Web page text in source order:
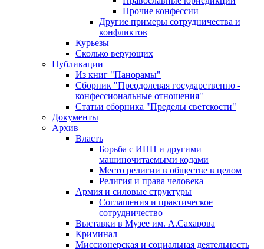
Прочие конфессии
Другие примеры сотрудничества и
конфликтов
Курьезы
Сколько верующих
Публикации
Из книг "Панорамы"
Сборник "Преодолевая государственно -
конфессиональные отношения"
Статьи сборника "Пределы светскости"
Документы
Архив
Власть
Борьба с ИНН и другими
машиночитаемыми кодами
Место религии в обществе в целом
Религия и права человека
Армия и силовые структуры
Соглашения и практическое
сотрудничество
Выставки в Музее им. А.Сахарова
Криминал
Миссионерская и социальная деятельность